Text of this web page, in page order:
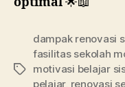
Tags
dampak renovasi
fasilitas sekolah
motivasi belajar
pelajar, renovasi